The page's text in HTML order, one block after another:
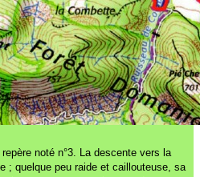
noté n°3. La descente vers la
; quelque peu raide et caillouteuse, sa